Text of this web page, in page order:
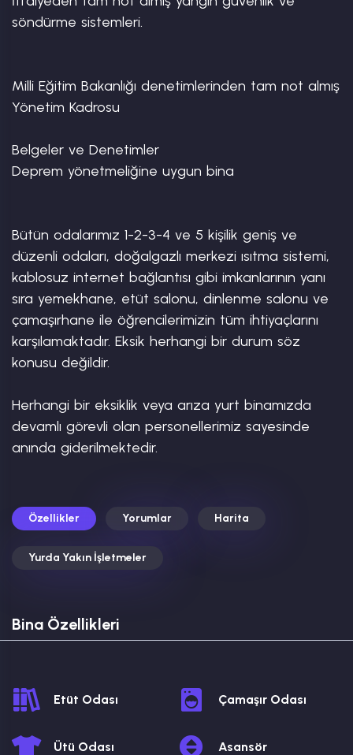
söndürme sistemleri.
Milli Eğitim Bakanlığı denetimlerinden tam not almış
Yönetim Kadrosu
Belgeler ve Denetimler
Deprem yönetmeliğine uygun bina
Bütün odalarımız 1-2-3-4 ve 5 kişilik geniş ve
düzenli odaları, doğalgazlı merkezi ısıtma sistemi,
kablosuz internet bağlantısı gibi imkanlarının yanı
sıra yemekhane, etüt salonu, dinlenme salonu ve
çamaşırhane ile öğrencilerimizin tüm ihtiyaçlarını
karşılamaktadır. Eksik herhangi bir durum söz
konusu değildir.
Herhangi bir eksiklik veya arıza yurt binamızda
devamlı görevli olan personellerimiz sayesinde
anında giderilmektedir.
Özellikler Yorumlar Harita
Yurda Yakın İşletmeler
Bina Özellikleri
Etüt Odası Çamaşır Odası
Ütü Odası Asansör